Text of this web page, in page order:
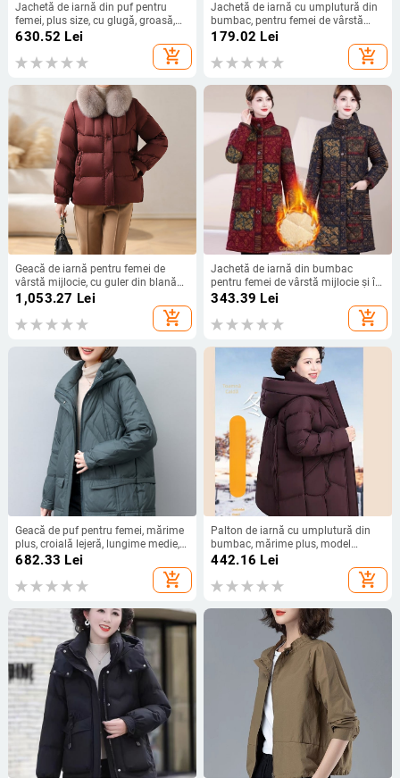
Jachetă de iarnă din puf pentru
femei, plus size, cu glugă, groasă,
lungime medie, umplutură puf de
rață albă 351–400 g, exterior Milk
Silk, material principal poliester
630.52 Lei
add_shopping_cart
Jachetă de iarnă cu umplutură din
bumbac, pentru femei de vârstă
mijlocie și vârstnice, imprimeu floral
leopard, guler din blană artificială,
palton cald
179.02 Lei
add_shopping_cart
Geacă de iarnă pentru femei de
vârstă mijlocie, cu guler din blană
de vulpe, umplutură de puf de rață
alb, lungime medie
1,053.27 Lei
add_shopping_cart
Jachetă de iarnă din bumbac
pentru femei de vârstă mijlocie și în
vârstă, cu căptușeală de fleece,
lungime medie, casual, caldă,
croială slim.
343.39 Lei
add_shopping_cart
Geacă de puf pentru femei, mărime
plus, croială lejeră, lungime medie,
iarnă 2024 - stil nou
682.33 Lei
add_shopping_cart
Palton de iarnă cu umplutură din
bumbac, mărime plus, model
geometric, pentru femei
442.16 Lei
add_shopping_cart